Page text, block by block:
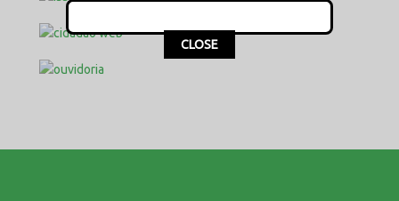
This popup will close in:
CLOSE